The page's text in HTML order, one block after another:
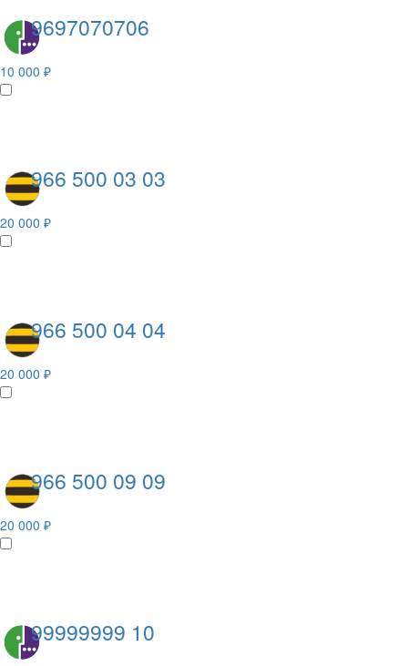
9697070706
10 000 ₽
966 500 03 03
20 000 ₽
966 500 04 04
20 000 ₽
966 500 09 09
20 000 ₽
99999999 10